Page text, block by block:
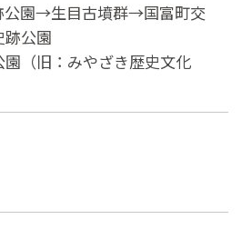
公園→生目古墳群→国富町交
公園
（旧：みやざき歴史文化